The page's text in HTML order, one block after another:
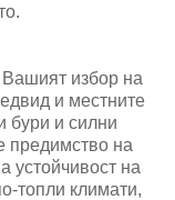
Вашият избор на
и местните
бури и силни
предимство на
устойчивост на
топли климати,